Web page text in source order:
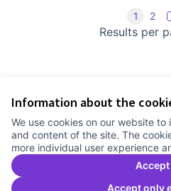
Information about the
We use cookies on our website
and content of the site. The
more individual user experience
Accept
Accept only
Results per
1 2
Cookie settings
Comunitat Canòdrom at Facebook
(External link)
Comunitat Canòdrom at Instagram
(External link)
Comunitat Canòdrom at YouTube
(External link)
English
Triar la llenguaElegir el idioma